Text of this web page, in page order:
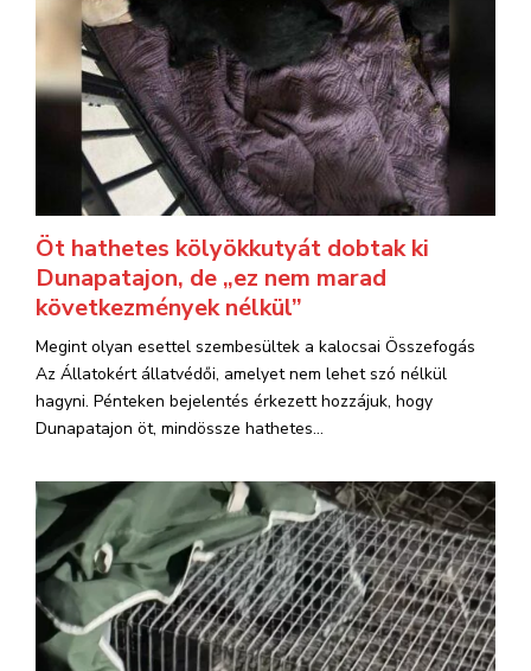
Öt hathetes kölyökkutyát dobtak ki
Dunapatajon, de „ez nem marad
következmények nélkül”
Megint olyan esettel szembesültek a kalocsai Összefogás
Az Állatokért állatvédői, amelyet nem lehet szó nélkül
hagyni. Pénteken bejelentés érkezett hozzájuk, hogy
Dunapatajon öt, mindössze hathetes...